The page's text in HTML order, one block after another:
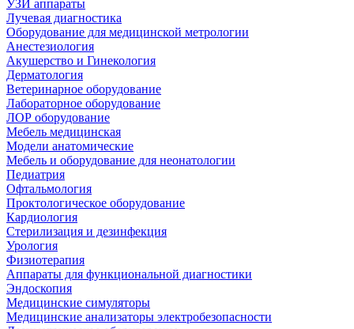
УЗИ аппараты
Лучевая диагностика
Оборудование для медицинской метрологии
Анестезиология
Акушерство и Гинекология
Дерматология
Ветеринарное оборудование
Лабораторное оборудование
ЛОР оборудование
Мебель медицинская
Модели анатомические
Мебель и оборудование для неонатологии
Педиатрия
Офтальмология
Проктологическое оборудование
Кардиология
Стерилизация и дезинфекция
Урология
Физиотерапия
Аппараты для функциональной диагностики
Эндоскопия
Медицинские симуляторы
Медицинские анализаторы электробезопасности